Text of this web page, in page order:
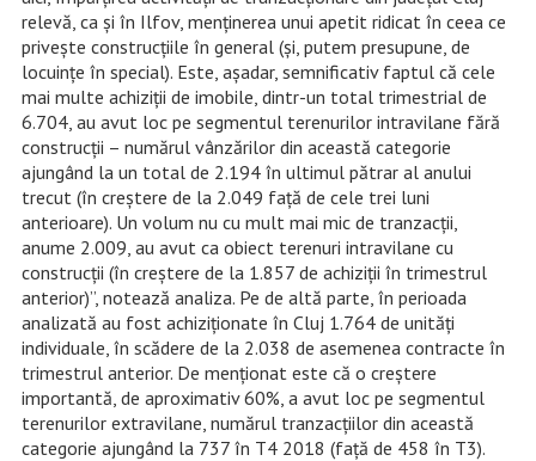
relevă, ca și în Ilfov, menținerea unui apetit ridicat în ceea ce
privește construcțiile în general (și, putem presupune, de
locuințe în special). Este, așadar, semnificativ faptul că cele
mai multe achiziții de imobile, dintr-un total trimestrial de
6.704, au avut loc pe segmentul terenurilor intravilane fără
construcții – numărul vânzărilor din această categorie
ajungând la un total de 2.194 în ultimul pătrar al anului
trecut (în creștere de la 2.049 față de cele trei luni
anterioare). Un volum nu cu mult mai mic de tranzacții,
anume 2.009, au avut ca obiect terenuri intravilane cu
construcții (în creștere de la 1.857 de achiziții în trimestrul
anterior)”, notează analiza. Pe de altă parte, în perioada
analizată au fost achiziționate în Cluj 1.764 de unități
individuale, în scădere de la 2.038 de asemenea contracte în
trimestrul anterior. De menționat este că o creștere
importantă, de aproximativ 60%, a avut loc pe segmentul
terenurilor extravilane, numărul tranzacțiilor din această
categorie ajungând la 737 în T4 2018 (față de 458 în T3).